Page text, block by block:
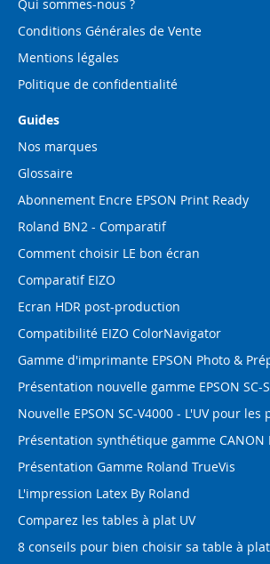
Qui sommes-nous ?
Conditions Générales de Vente
Mentions légales
Politique de confidentialité
Guides
Nos marques
Glossaire
Abonnement Encre EPSON Print Ready
Roland BN2 - Comparatif
Comment choisir LE bon écran
Comparatif EIZO
Ecran HDR post-production
Compatibilité EIZO ColorNavigator
Gamme d'imprimante EPSON Photo &
Présentation nouvelle gamme EPSON SC-S
Nouvelle EPSON SC-V4000 - L'UV pour
Présentation synthétique gamme CANON
Présentation Gamme Roland TrueVis
L'impression Latex By Roland
Comparez les tables à plat UV
8 conseils pour bien choisir sa table à